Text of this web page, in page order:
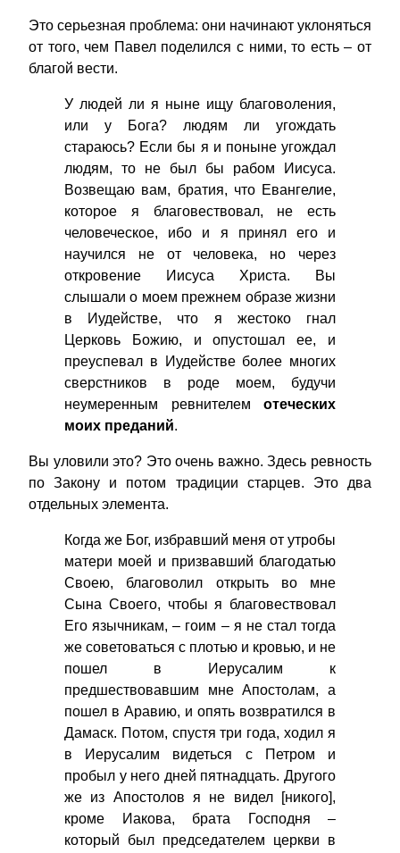
Это серьезная проблема: они начинают уклоняться
от того, чем Павел поделился с ними, то есть – от
благой вести.
У людей ли я ныне ищу благоволения,
или у Бога? людям ли угождать
стараюсь? Если бы я и поныне угождал
людям, то не был бы рабом Иисуса.
Возвещаю вам, братия, что Евангелие,
которое я благовествовал, не есть
человеческое, ибо и я принял его и
научился не от человека, но через
откровение Иисуса Христа. Вы
слышали о моем прежнем образе жизни
в Иудействе, что я жестоко гнал
Церковь Божию, и опустошал ее, и
преуспевал в Иудействе более многих
сверстников в роде моем, будучи
неумеренным ревнителем отеческих
моих преданий.
Вы уловили это? Это очень важно. Здесь ревность
по Закону и потом традиции старцев. Это два
отдельных элемента.
Когда же Бог, избравший меня от утробы
матери моей и призвавший благодатью
Своею, благоволил открыть во мне
Сына Своего, чтобы я благовествовал
Его язычникам, – гоим – я не стал тогда
же советоваться с плотью и кровью, и не
пошел в Иерусалим к
предшествовавшим мне Апостолам, а
пошел в Аравию, и опять возвратился в
Дамаск. Потом, спустя три года, ходил я
в Иерусалим видеться с Петром и
пробыл у него дней пятнадцать. Другого
же из Апостолов я не видел [никого],
кроме Иакова, брата Господня –
который был председателем церкви в